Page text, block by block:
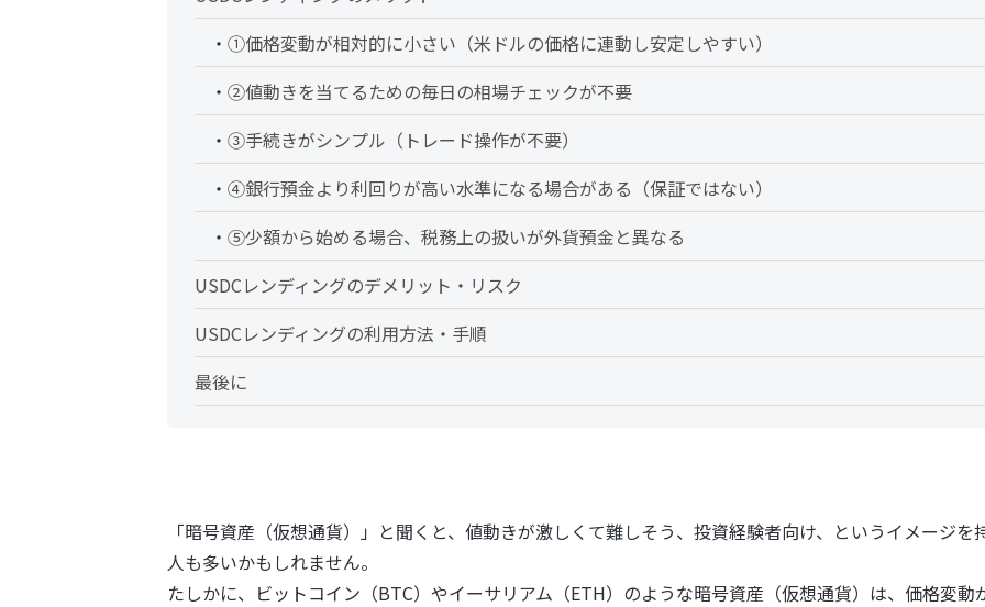
①価格変動が相対的に小さい（米ドルの価格に連動し安定しやすい）
②値動きを当てるための毎日の相場チェックが不要
③手続きがシンプル（トレード操作が不要）
④銀行預金より利回りが高い水準になる場合がある（保証ではない）
⑤少額から始める場合、税務上の扱いが外貨預金と異なる
USDCレンディングのデメリット・リスク
USDCレンディングの利用方法・手順
最後に
「暗号資産（仮想通貨）」と聞くと、値動きが激しくて難しそう、投資経験者向け、というイメージを
人も多いかもしれません。
たしかに、ビットコイン（BTC）やイーサリアム（ETH）のような暗号資産（仮想通貨）は、価格変動